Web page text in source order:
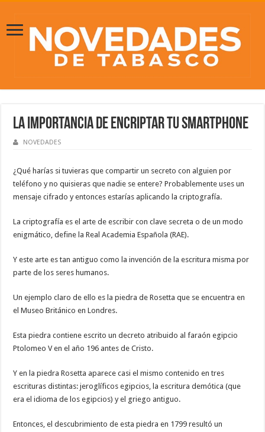
LA IMPORTANCIA DE ENCRIPTAR TU SMARTPHONE
NOVEDADES
¿Qué harías si tuvieras que compartir un secreto con alguien por
teléfono y no quisieras que nadie se entere? Probablemente uses un
mensaje cifrado y entonces estarías aplicando la criptografía.
La criptografía es el arte de escribir con clave secreta o de un modo
enigmático, define la Real Academia Española (RAE).
Y este arte es tan antiguo como la invención de la escritura misma por
parte de los seres humanos.
Un ejemplo claro de ello es la piedra de Rosetta que se encuentra en
el Museo Británico en Londres.
Esta piedra contiene escrito un decreto atribuido al faraón egipcio
Ptolomeo V en el año 196 antes de Cristo.
Y en la piedra Rosetta aparece casi el mismo contenido en tres
escrituras distintas: jeroglíficos egipcios, la escritura demótica (que
era el idioma de los egipcios) y el griego antiguo.
Entonces, el descubrimiento de esta piedra en 1799 resultó un